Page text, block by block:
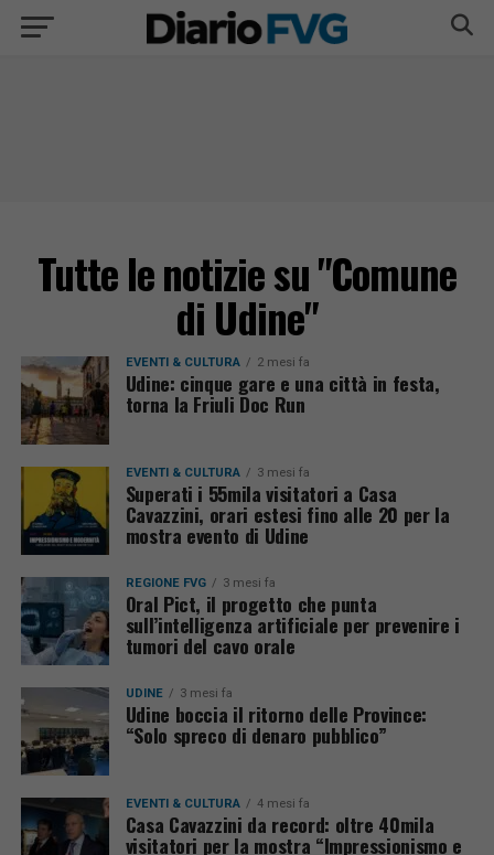
Tutte le notizie su "Comune
di Udine"
EVENTI & CULTURA 2 mesi fa
Udine: cinque gare e una città in festa,
torna la Friuli Doc Run
EVENTI & CULTURA 3 mesi fa
Superati i 55mila visitatori a Casa
Cavazzini, orari estesi fino alle 20 per la
mostra evento di Udine
REGIONE FVG 3 mesi fa
Oral Pict, il progetto che punta
sull’intelligenza artificiale per prevenire i
tumori del cavo orale
UDINE 3 mesi fa
Udine boccia il ritorno delle Province:
“Solo spreco di denaro pubblico”
EVENTI & CULTURA 4 mesi fa
Casa Cavazzini da record: oltre 40mila
visitatori per la mostra “Impressionismo e